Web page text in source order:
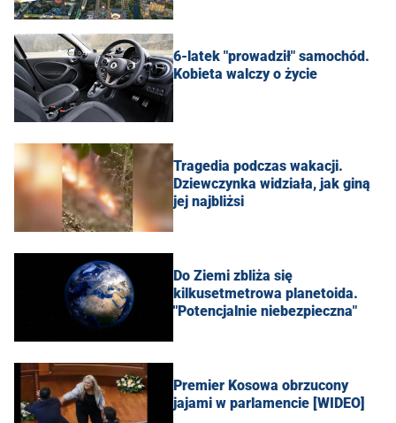
6-latek "prowadził" samochód.
Kobieta walczy o życie
Tragedia podczas wakacji.
Dziewczynka widziała, jak giną
jej najbliżsi
Do Ziemi zbliża się
kilkusetmetrowa planetoida.
"Potencjalnie niebezpieczna"
Premier Kosowa obrzucony
jajami w parlamencie [WIDEO]